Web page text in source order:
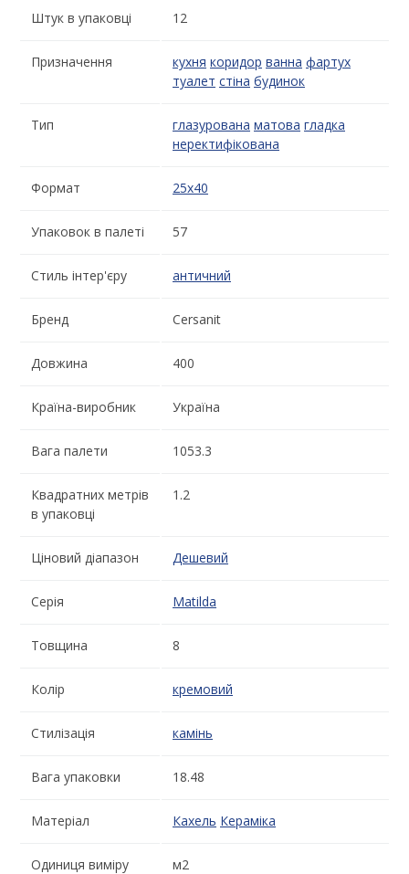
Штук в упаковці 12
Призначення кухня коридор ванна фартух
туалет стіна будинок
Тип глазурована матова гладка
неректифікована
Формат 25x40
Упаковок в палеті 57
Стиль інтер'єру античний
Бренд Cersanit
Довжина 400
Країна-виробник Україна
Вага палети 1053.3
Квадратних метрів
в упаковці
1.2
Ціновий діапазон Дешевий
Серія Matilda
Товщина 8
Колір кремовий
Стилізація камінь
Вага упаковки 18.48
Матеріал Кахель Кераміка
Одиниця виміру м2